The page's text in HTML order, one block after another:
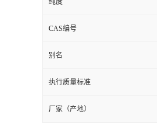
CAS编号
别名
执行质量标准
厂家（产地）